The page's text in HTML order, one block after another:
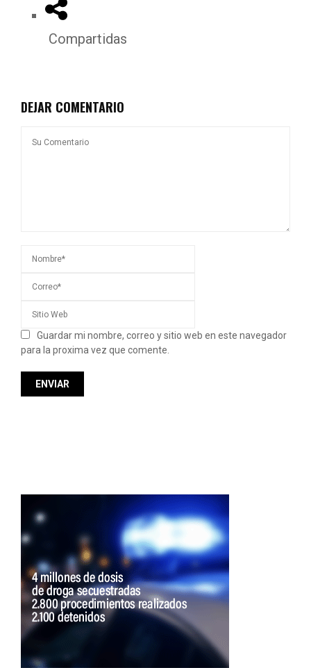
Compartidas
DEJAR COMENTARIO
Guardar mi nombre, correo y sitio web en este navegador
para la proxima vez que comente.